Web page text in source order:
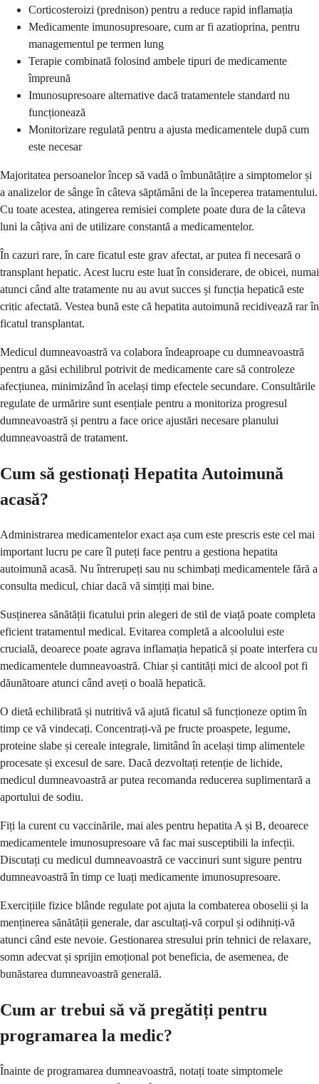
Corticosteroizi (prednison) pentru a reduce rapid inflamația
Medicamente imunosupresoare, cum ar fi azatioprina, pentru
managementul pe termen lung
Terapie combinată folosind ambele tipuri de medicamente
împreună
Imunosupresoare alternative dacă tratamentele standard nu
funcționează
Monitorizare regulată pentru a ajusta medicamentele după cum
este necesar
Majoritatea persoanelor încep să vadă o îmbunătățire a simptomelor și
a analizelor de sânge în câteva săptămâni de la începerea tratamentului.
Cu toate acestea, atingerea remisiei complete poate dura de la câteva
luni la câțiva ani de utilizare constantă a medicamentelor.
În cazuri rare, în care ficatul este grav afectat, ar putea fi necesară o
transplant hepatic. Acest lucru este luat în considerare, de obicei, numai
atunci când alte tratamente nu au avut succes și funcția hepatică este
critic afectată. Vestea bună este că hepatita autoimună recidivează rar în
ficatul transplantat.
Medicul dumneavoastră va colabora îndeaproape cu dumneavoastră
pentru a găsi echilibrul potrivit de medicamente care să controleze
afecțiunea, minimizând în același timp efectele secundare. Consultările
regulate de urmărire sunt esențiale pentru a monitoriza progresul
dumneavoastră și pentru a face orice ajustări necesare planului
dumneavoastră de tratament.
Cum să gestionați Hepatita Autoimună
acasă?
Administrarea medicamentelor exact așa cum este prescris este cel mai
important lucru pe care îl puteți face pentru a gestiona hepatita
autoimună acasă. Nu întrerupeți sau nu schimbați medicamentele fără a
consulta medicul, chiar dacă vă simțiți mai bine.
Susținerea sănătății ficatului prin alegeri de stil de viață poate completa
eficient tratamentul medical. Evitarea completă a alcoolului este
crucială, deoarece poate agrava inflamația hepatică și poate interfera cu
medicamentele dumneavoastră. Chiar și cantități mici de alcool pot fi
dăunătoare atunci când aveți o boală hepatică.
O dietă echilibrată și nutritivă vă ajută ficatul să funcționeze optim în
timp ce vă vindecați. Concentrați-vă pe fructe proaspete, legume,
proteine slabe și cereale integrale, limitând în același timp alimentele
procesate și excesul de sare. Dacă dezvoltați retenție de lichide,
medicul dumneavoastră ar putea recomanda reducerea suplimentară a
aportului de sodiu.
Fiți la curent cu vaccinările, mai ales pentru hepatita A și B, deoarece
medicamentele imunosupresoare vă fac mai susceptibili la infecții.
Discutați cu medicul dumneavoastră ce vaccinuri sunt sigure pentru
dumneavoastră în timp ce luați medicamente imunosupresoare.
Exercițiile fizice blânde regulate pot ajuta la combaterea oboselii și la
menținerea sănătății generale, dar ascultați-vă corpul și odihniți-vă
atunci când este nevoie. Gestionarea stresului prin tehnici de relaxare,
somn adecvat și sprijin emoțional pot beneficia, de asemenea, de
bunăstarea dumneavoastră generală.
Cum ar trebui să vă pregătiți pentru
programarea la medic?
Înainte de programarea dumneavoastră, notați toate simptomele